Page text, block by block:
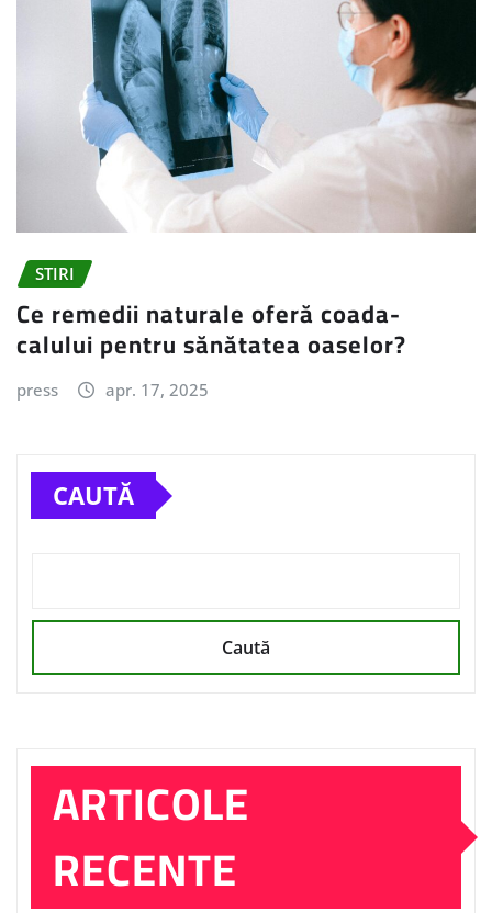
STIRI
Ce remedii naturale oferă coada-
calului pentru sănătatea oaselor?
press apr. 17, 2025
CAUTĂ
Caută
ARTICOLE
RECENTE